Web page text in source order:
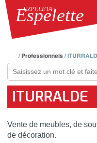
Espelette
EZPELETA
/Professionnels /
Rechercher
ITURRALDE
Vente de meubles, de
de décoration.